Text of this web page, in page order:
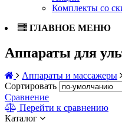
Комплекты со
ГЛАВНОЕ МЕНЮ
Аппараты для
Аппараты и массажеры
Сортировать
Сравнение
Перейти к сравнению
Каталог